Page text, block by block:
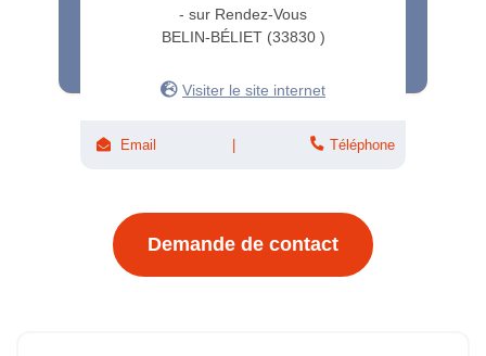
- sur Rendez-Vous
BELIN-BÉLIET (33830 )
Visiter le site internet
Email Téléphone
Demande de contact